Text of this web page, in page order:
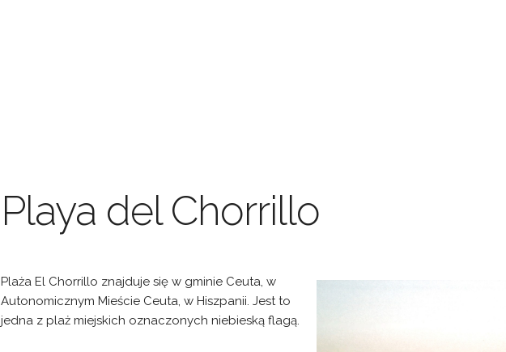
Playa del Chorrillo
Plaża El Chorrillo znajduje się w gminie Ceuta, w
Autonomicznym Mieście Ceuta, w Hiszpanii. Jest to
jedna z plaż miejskich oznaczonych niebieską flagą.